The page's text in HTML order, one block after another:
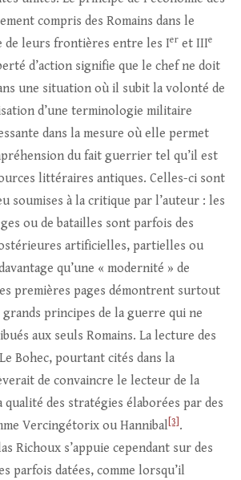
compris des Romains dans le
de leurs frontières entre les Ier et IIIe
d’action signifie que le chef ne doit
une situation où il subit la volonté de
d’une terminologie militaire
dans la mesure où elle permet
du fait guerrier tel qu’il est
littéraires antiques. Celles-ci sont
soumises à la critique par l’auteur : les
ou de batailles sont parfois des
artificielles, partielles ou
qu’une « modernité » de
premières pages démontrent surtout
grands principes de la guerre qui ne
aux seuls Romains. La lecture des
Bohec, pourtant cités dans la
de convaincre le lecteur de la
des stratégies élaborées par des
Vercingétorix ou Hannibal [3] .
Richoux s’appuie cependant sur des
parfois datées, comme lorsqu’il